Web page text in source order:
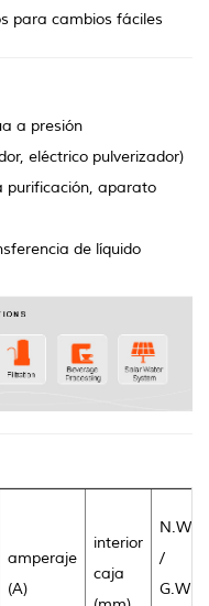
para cambios fáciles
a presión
eléctrico pulverizador)
purificación, aparato
de líquido
amperaje
(A)
interior
caja
N.W
/
G.W